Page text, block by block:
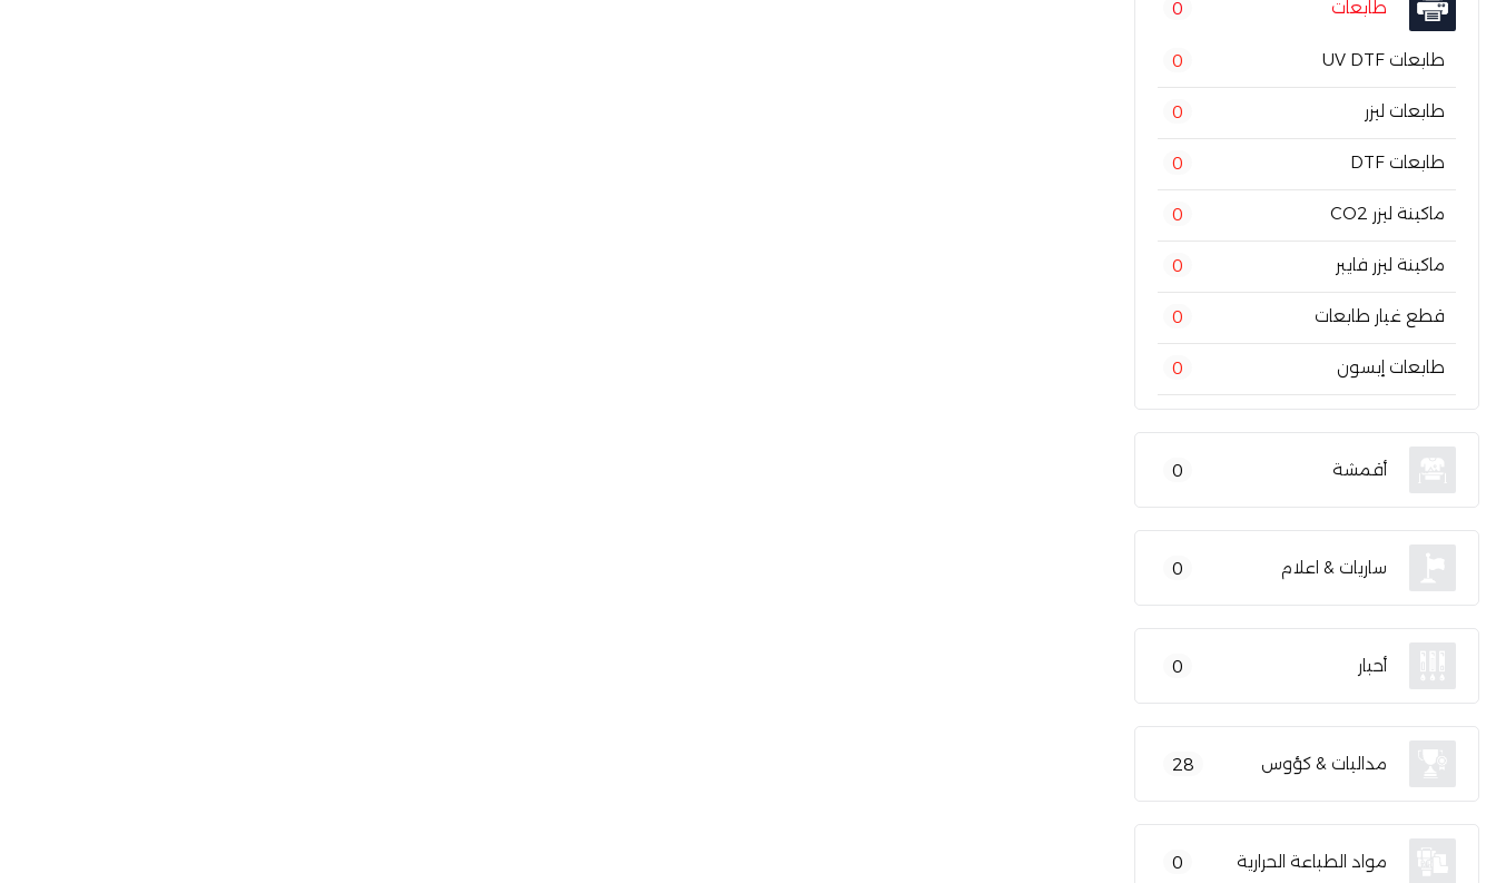
طابعات 0
طابعات UV DTF 0
طابعات ليزر 0
طابعات DTF 0
ماكينة ليزر CO2 0
ماكينة ليزر فايبر 0
قطع غيار طابعات 0
طابعات إبسون 0
أقمشة 0
ساريات & اعلام 0
أحبار 0
مداليات & كؤوس 28
مواد الطباعة الحرارية 0